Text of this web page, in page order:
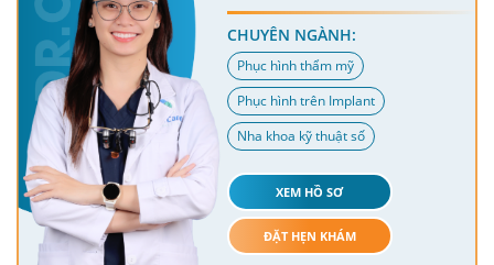
CHUYÊN NGÀNH:
Phục hình thẩm mỹ
Phục hình trên Implant
Nha khoa kỹ thuật số
XEM HỒ SƠ
ĐẶT HẸN KHÁM